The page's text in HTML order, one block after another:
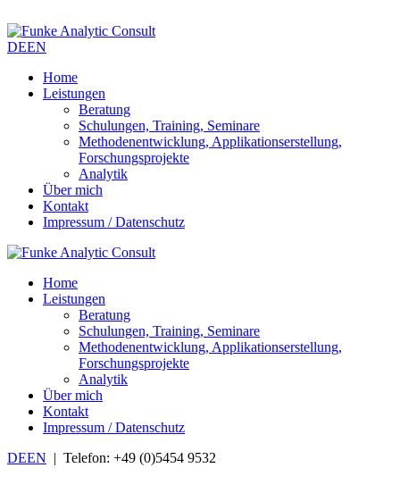
DEEN
Home
Leistungen
Beratung
Schulungen, Training, Seminare
Methodenentwicklung, Applikationserstellung,
Forschungsprojekte
Analytik
Über mich
Kontakt
Impressum / Datenschutz
Home
Leistungen
Beratung
Schulungen, Training, Seminare
Methodenentwicklung, Applikationserstellung,
Forschungsprojekte
Analytik
Über mich
Kontakt
Impressum / Datenschutz
DEEN | Telefon: +49 (0)5454 9532